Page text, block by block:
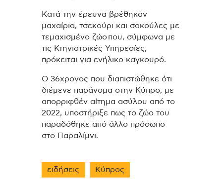
Κατά την έρευνα βρέθηκαν
μαχαίρια, τσεκούρι και σακούλες με
τεμαχισμένο ζώο που, σύμφωνα με
τις Κτηνιατρικές Υπηρεσίες,
πρόκειται για ενήλικο καγκουρό.
Ο 36χρονος που διαπιστώθηκε ότι
διέμενε παράνομα στην Κύπρο, με
απορριφθέν αίτημα ασύλου από το
2022, υποστήριξε πως το ζώο του
παραδόθηκε από άλλο πρόσωπο
στο Παραλίμνι.
ειδήσεις Κύπρος